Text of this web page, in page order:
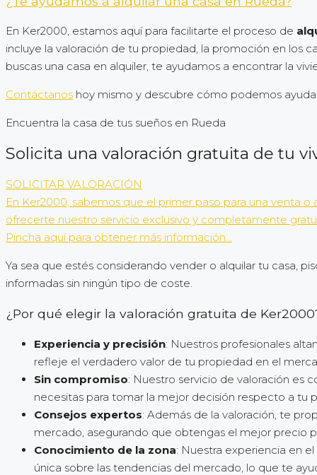
En Ker2000, estamos aquí para facilitarte el proceso de
incluye la valoración de tu propiedad, la promoción en los
buscas una casa en alquiler, te ayudamos a encontrar la
Contáctanos hoy mismo y descubre cómo podemos
Encuentra la casa de tus sueños en Rueda
Solicita una valoración gratuita de tu
SOLICITAR VALORACIÓN
En Ker2000, sabemos que el primer paso para una venta
ofrecerte nuestro servicio exclusivo y completamente
Pincha aquí para obtener más información...
Ya sea que estés considerando vender o alquilar tu casa,
informadas sin ningún tipo de coste.
¿Por qué elegir la valoración gratuita de
Experiencia y precisión: Nuestros profesionales
refleje el verdadero valor de tu propiedad en el
Sin compromiso: Nuestro servicio de valoración es
necesitas para tomar la mejor decisión respecto a tu
Consejos expertos: Además de la valoración, te
mercado, asegurando que obtengas el mejor precio
Conocimiento de la zona: Nuestra experiencia en
única sobre las tendencias del mercado, lo que te